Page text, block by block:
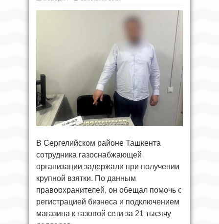
В Сергелийском районе Ташкента
сотрудника газоснабжающей
организации задержали при получении
крупной взятки. По данным
правоохранителей, он обещал помочь с
регистрацией бизнеса и подключением
магазина к газовой сети за 21 тысячу